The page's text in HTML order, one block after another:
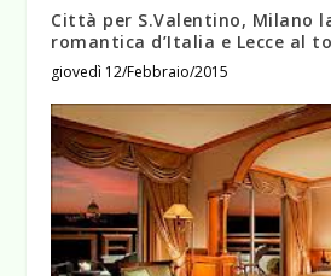
Città per S.Valentino, Milano
romantica d’Italia e Lecce al
giovedì 12/Febbraio/2015